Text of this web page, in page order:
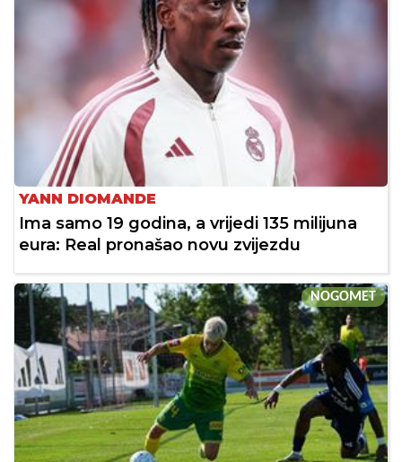
YANN DIOMANDE
Ima samo 19 godina, a vrijedi 135 milijuna
eura: Real pronašao novu zvijezdu
NOGOMET